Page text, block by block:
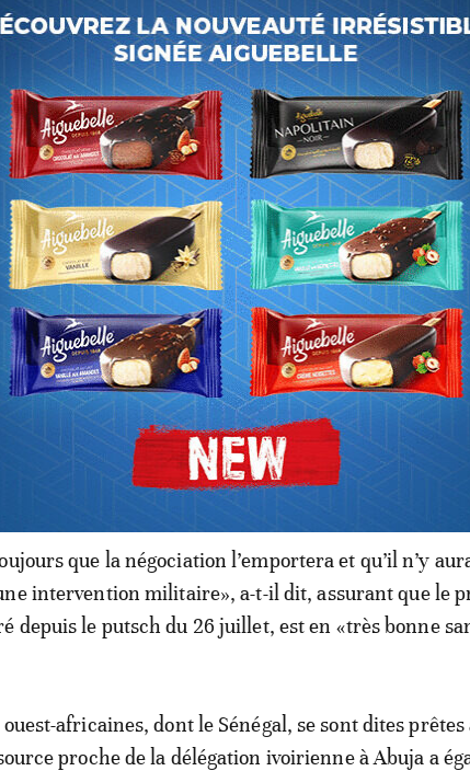
santé»
de soutien aux putschistes ont eu lieu à
samedi, au cours desquelles drapeau nigérien et
du coup d’Etat étaient très visibles, selon la TV
de personnes ont manifesté leur soutien à M.
Premier ministre, Ouhoumoudou Mahamadou.
que la négociation l’emportera et qu’il n’y
intervention militaire», a-t-il dit, assurant que le
depuis le putsch du 26 juillet, est en «très bonne
africaines, dont le Sénégal, se sont dites
proche de la délégation ivoirienne à Abuja a